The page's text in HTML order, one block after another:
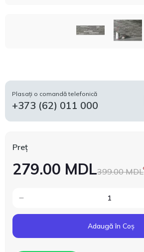
Plasați o comandă telefonică
+373 (62) 011 000
Preț
399.00 MDL
279.00 MDL
Adaugă în Coș